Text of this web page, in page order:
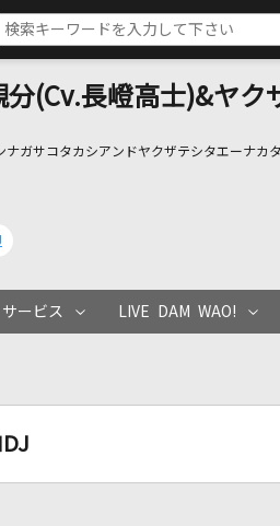
分(Cv.長嶝高士)&ヤク
ナガサコタカシアンドヤクザテシタエーナカ
サービス LIVE DAM WAO!